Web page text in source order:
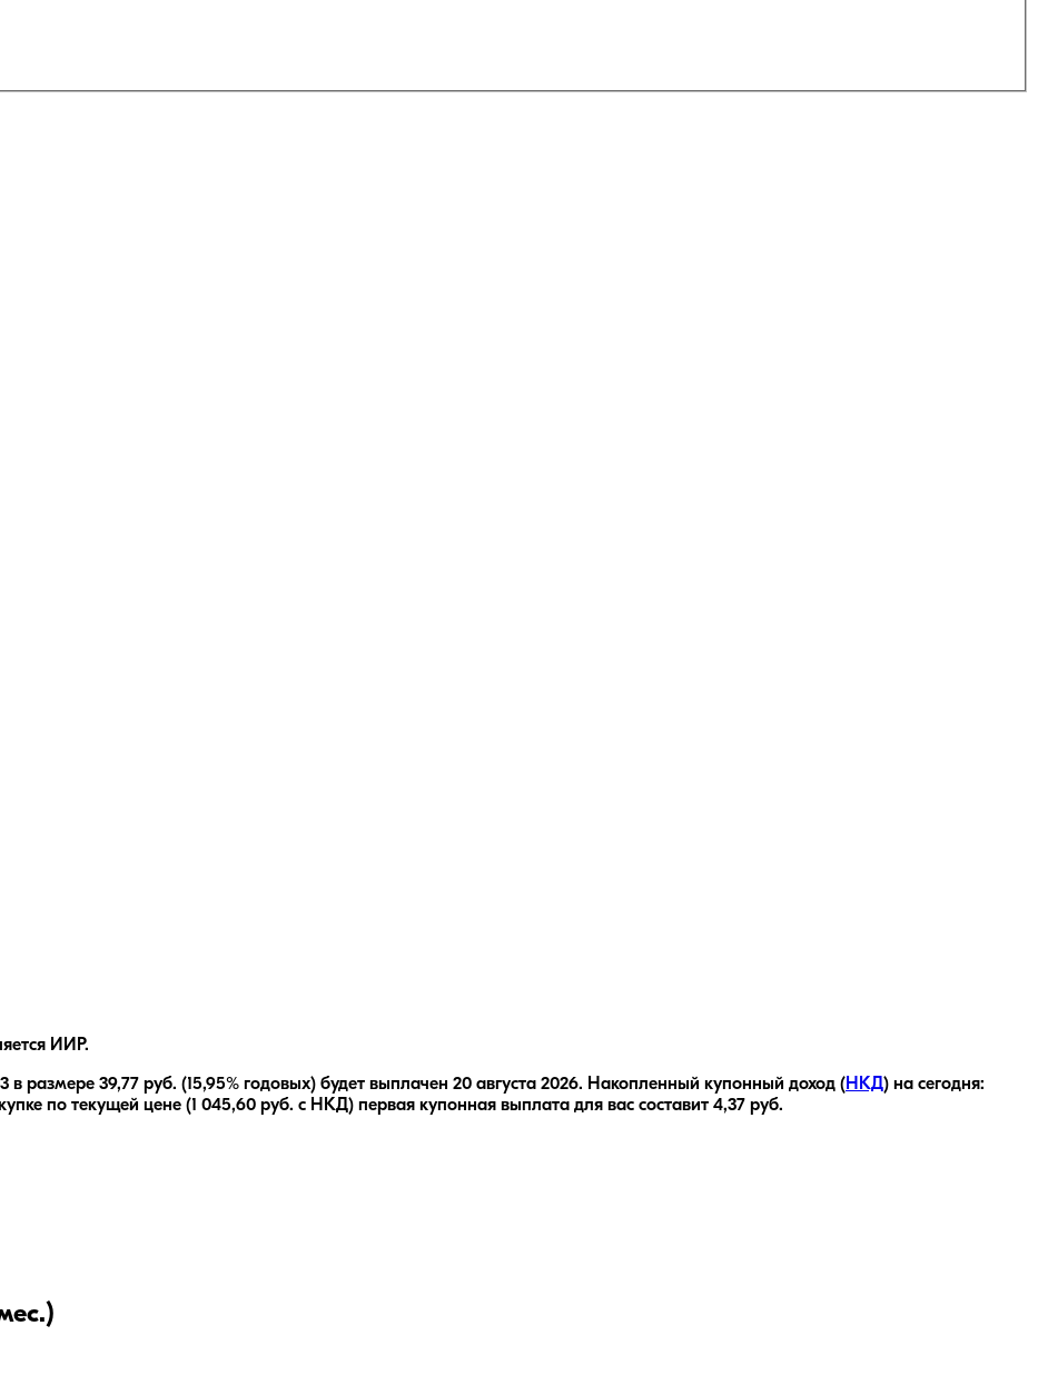
ИИР.
в размере 39,77 руб. (15,95% годовых) будет выплачен 20 августа 2026. Накопленный купонный доход ( НКД) на сегодня:
по текущей цене (1 045,60 руб. с НКД) первая купонная выплата для вас составит 4,37 руб.